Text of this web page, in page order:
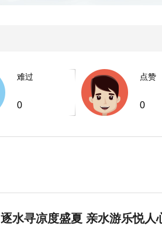
难过
0
点赞
0
逐水寻凉度盛夏 亲水游乐悦人